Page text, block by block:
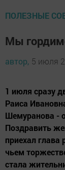
ПОЛЕЗНЫЕ
Мы
автор, 5 июля
1 июля сразу
Раиса
Шемуранова -
Поздравить
приехал
чьем
стала